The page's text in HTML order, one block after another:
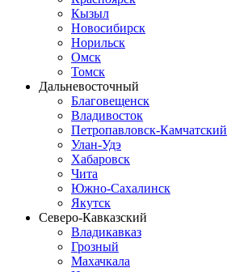
Кызыл
Новосибирск
Норильск
Омск
Томск
Дальневосточный
Благовещенск
Владивосток
Петропавловск-Камчатский
Улан-Удэ
Хабаровск
Чита
Южно-Сахалинск
Якутск
Северо-Кавказский
Владикавказ
Грозный
Махачкала